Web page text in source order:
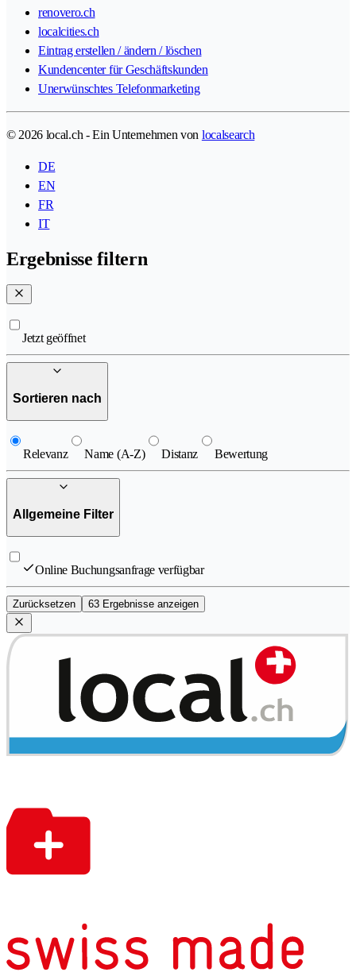
renovero.ch
localcities.ch
Eintrag erstellen / ändern / löschen
Kundencenter für Geschäftskunden
Unerwünschtes Telefonmarketing
© 2026 local.ch - Ein Unternehmen von localsearch
DE
EN
FR
IT
Ergebnisse filtern
Jetzt geöffnet
Sortieren nach
Relevanz Name (A-Z) Distanz Bewertung
Allgemeine Filter
Online Buchungsanfrage verfügbar
Zurücksetzen 63 Ergebnisse anzeigen